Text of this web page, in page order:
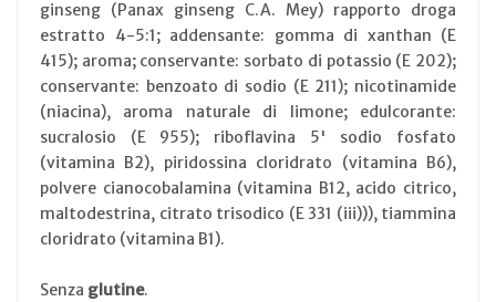
ginseng (Panax ginseng C.A. Mey) rapporto droga
estratto 4-5:1; addensante: gomma di xanthan (E
415); aroma; conservante: sorbato di potassio (E 202);
conservante: benzoato di sodio (E 211); nicotinamide
(niacina), aroma naturale di limone; edulcorante:
sucralosio (E 955); riboflavina 5' sodio fosfato
(vitamina B2), piridossina cloridrato (vitamina B6),
polvere cianocobalamina (vitamina B12, acido citrico,
maltodestrina, citrato trisodico (E 331 (iii))), tiammina
cloridrato (vitamina B1).
Senza glutine.